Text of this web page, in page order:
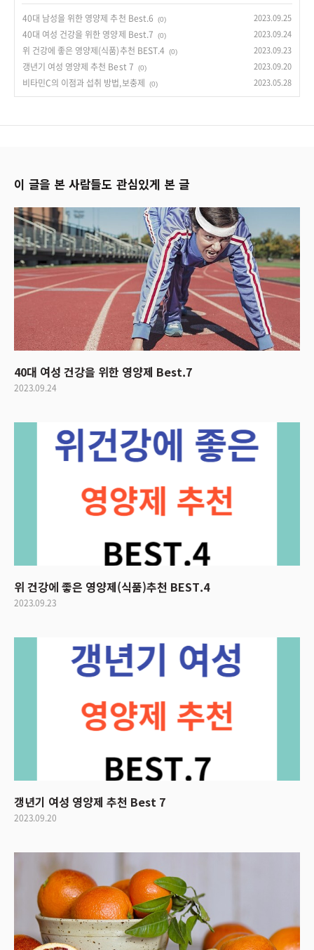
40대 남성을 위한 영양제 추천 Best.6 (0) 2023.09.25
40대 여성 건강을 위한 영양제 Best.7 (0) 2023.09.24
위 건강에 좋은 영양제(식품)추천 BEST.4 (0) 2023.09.23
갱년기 여성 영양제 추천 Best 7 (0) 2023.09.20
비타민C의 이점과 섭취 방법,보충제 (0) 2023.05.28
이 글을 본 사람들도 관심있게 본 글
40대 여성 건강을 위한 영양제 Best.7
2023.09.24
위 건강에 좋은 영양제(식품)추천 BEST.4
2023.09.23
갱년기 여성 영양제 추천 Best 7
2023.09.20